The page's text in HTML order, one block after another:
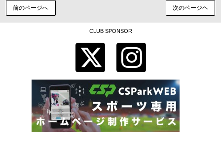
前のページへ 次のページヘ
CLUB SPONSOR